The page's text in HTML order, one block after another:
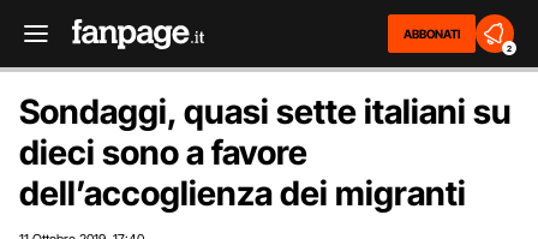
ABBONATI
2
Sondaggi, quasi sette italiani su
dieci sono a favore
dell’accoglienza dei migranti